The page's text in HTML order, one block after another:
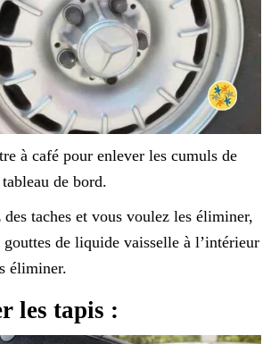
à café pour enlever les cumuls de
de bord.
taches et vous voulez les éliminer,
gouttes de liquide vaisselle à l’intérieur
éliminer.
les tapis :